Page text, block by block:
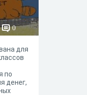
0
для
по
денег,